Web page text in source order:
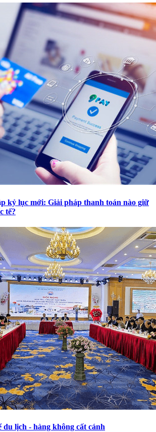
kỷ lục mới: Giải pháp thanh toán nào giữ
tế?
du lịch - hàng không cất cánh